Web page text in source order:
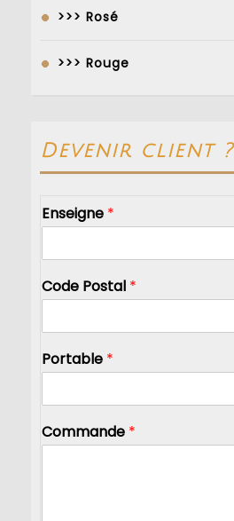
>>> Rosé
>>> Rouge
Devenir client ?
Enseigne *
Code Postal *
Portable *
Commande *